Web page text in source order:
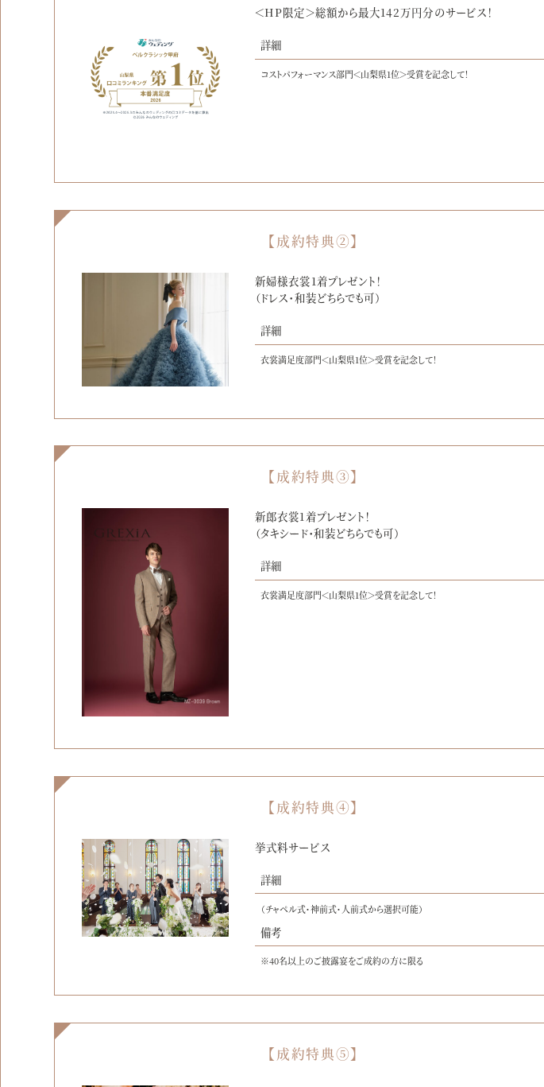
＜HP限定＞総額から最大142万円分のサービス！
詳細
コストパフォーマンス部門＜山梨県1位＞受賞を記念して！
【成約特典②】
新婦様衣裳1着プレゼント！
（ドレス・和装どちらでも可）
詳細
衣裳満足度部門＜山梨県1位＞受賞を記念して！
【成約特典③】
新郎衣裳1着プレゼント！
（タキシード・和装どちらでも可）
詳細
衣裳満足度部門＜山梨県1位＞受賞を記念して！
【成約特典④】
挙式料サービス
詳細
（チャペル式・神前式・人前式から選択可能）
備考
※40名以上のご披露宴をご成約の方に限る
【成約特典⑤】